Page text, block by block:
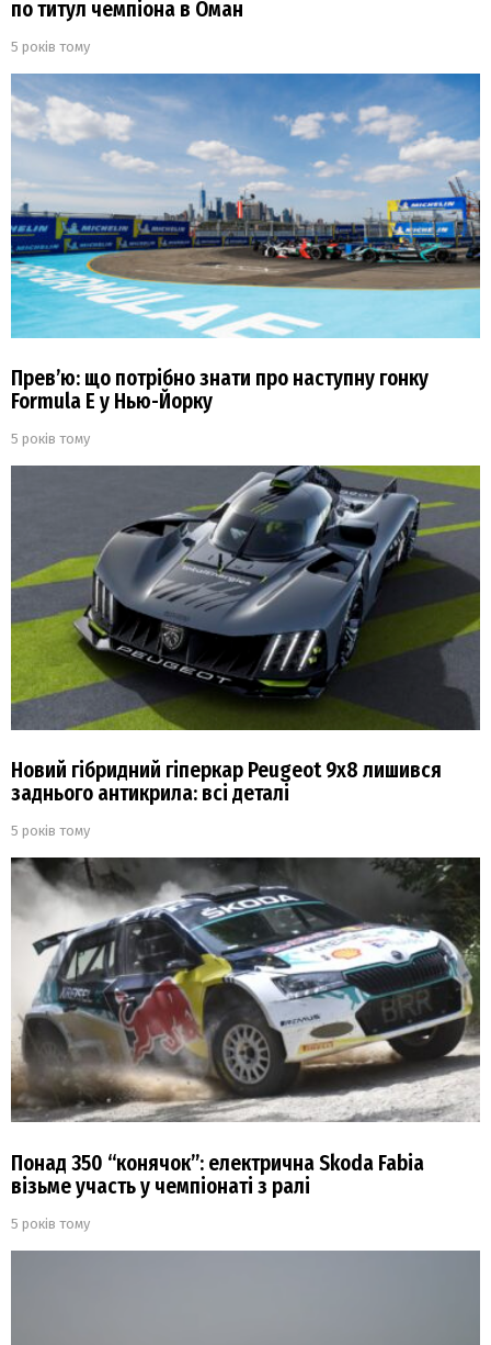
по титул чемпіона в Оман
5 років тому
Прев’ю: що потрібно знати про наступну гонку
Formula E у Нью-Йорку
5 років тому
Новий гібридний гіперкар Peugeot 9х8 лишився
заднього антикрила: всі деталі
5 років тому
Понад 350 “конячок”: електрична Skoda Fabia
візьме участь у чемпіонаті з ралі
5 років тому